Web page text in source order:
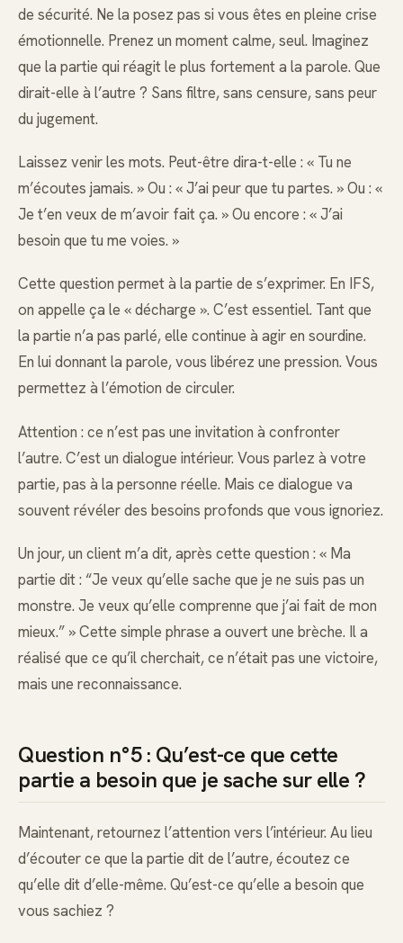
de sécurité. Ne la posez pas si vous êtes en pleine crise
émotionnelle. Prenez un moment calme, seul. Imaginez
que la partie qui réagit le plus fortement a la parole. Que
dirait-elle à l’autre ? Sans filtre, sans censure, sans peur
du jugement.
Laissez venir les mots. Peut-être dira-t-elle : « Tu ne
m’écoutes jamais. » Ou : « J’ai peur que tu partes. » Ou : «
Je t’en veux de m’avoir fait ça. » Ou encore : « J’ai
besoin que tu me voies. »
Cette question permet à la partie de s’exprimer. En IFS,
on appelle ça le « décharge ». C’est essentiel. Tant que
la partie n’a pas parlé, elle continue à agir en sourdine.
En lui donnant la parole, vous libérez une pression. Vous
permettez à l’émotion de circuler.
Attention : ce n’est pas une invitation à confronter
l’autre. C’est un dialogue intérieur. Vous parlez à votre
partie, pas à la personne réelle. Mais ce dialogue va
souvent révéler des besoins profonds que vous ignoriez.
Un jour, un client m’a dit, après cette question : « Ma
partie dit : “Je veux qu’elle sache que je ne suis pas un
monstre. Je veux qu’elle comprenne que j’ai fait de mon
mieux.” » Cette simple phrase a ouvert une brèche. Il a
réalisé que ce qu’il cherchait, ce n’était pas une victoire,
mais une reconnaissance.
Question n°5 : Qu’est-ce que cette
partie a besoin que je sache sur elle ?
Maintenant, retournez l’attention vers l’intérieur. Au lieu
d’écouter ce que la partie dit de l’autre, écoutez ce
qu’elle dit d’elle-même. Qu’est-ce qu’elle a besoin que
vous sachiez ?